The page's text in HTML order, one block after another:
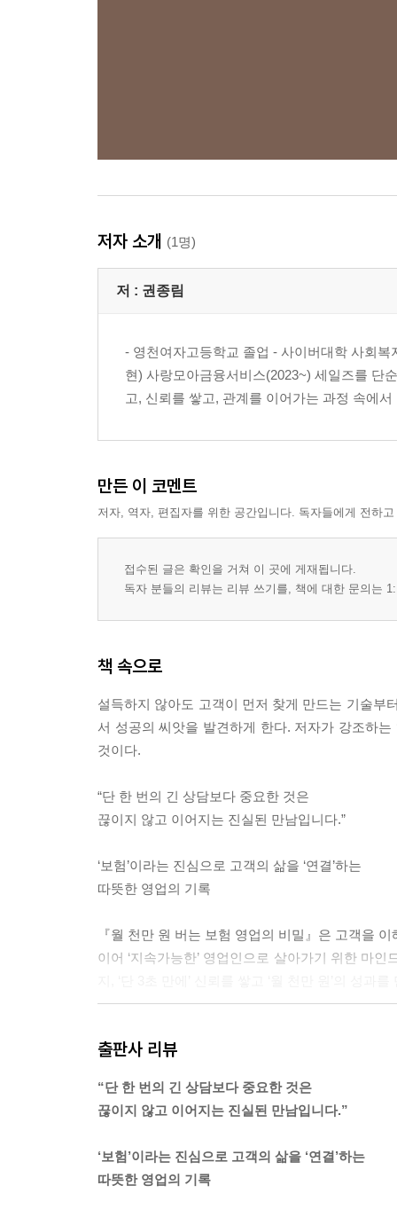
저자 소개 (1명)
저 : 권종림
- 영천여자고등학교 졸업 - 사이버대학 사회
현) 사랑모아금융서비스(2023~) 세일즈를 단
고, 신뢰를 쌓고, 관계를 이어가는 과정 속에
만든 이 코멘트
저자, 역자, 편집자를 위한 공간입니다. 독자들에게 전하
접수된 글은 확인을 거쳐 이 곳에 게재됩니다.
독자 분들의 리뷰는 리뷰 쓰기를, 책에 대한 문의는
책 속으로
설득하지 않아도 고객이 먼저 찾게 만드는 기술부
서 성공의 씨앗을 발견하게 한다. 저자가 강조하
것이다.
“단 한 번의 긴 상담보다 중요한 것은
끊이지 않고 이어지는 진실된 만남입니다.”
‘보험’이라는 진심으로 고객의 삶을 ‘연결’하는
따뜻한 영업의 기록
『월 천만 원 버는 보험 영업의 비밀』은 고객을
이어 ‘지속가능한’ 영업인으로 살아가기 위한 마
다. 현장에서 즉각 대입할 수 있는 고수의 스킬들
첫 만남에서도 당당히 계약서를 꺼낼 수 있는 확
다.
출판사 리뷰
“단 한 번의 긴 상담보다 중요한 것은
끊이지 않고 이어지는 진실된 만남입니다.”
‘보험’이라는 진심으로 고객의 삶을 ‘연결’하는
따뜻한 영업의 기록